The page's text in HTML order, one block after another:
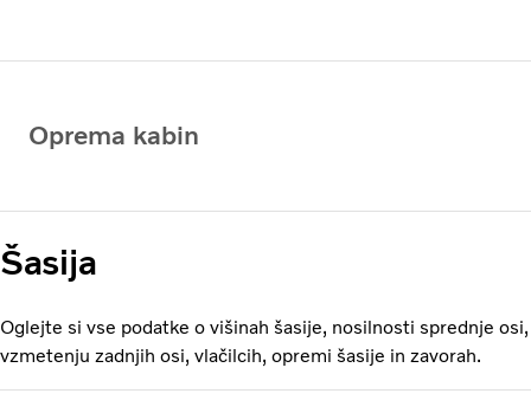
Oprema kabin
Šasija
Oglejte si vse podatke o višinah šasije, nosilnosti sprednje osi,
vzmetenju zadnjih osi, vlačilcih, opremi šasije in zavorah.